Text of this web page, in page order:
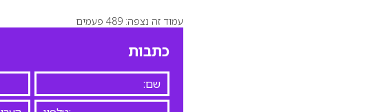
עמוד זה נצפה: 489 פעמים
כתבות